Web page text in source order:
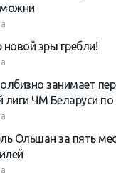
эры гребли!
занимает
лиги ЧМ Беларуси
Ольшан за пять